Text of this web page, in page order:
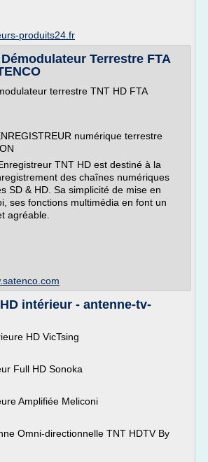
produits24.fr
Terrestre FTA
terrestre TNT HD FTA
numérique terrestre
TNT HD est destiné à la
des chaînes numériques
SD & HD. Sa simplicité de mise en
ses fonctions multimédia en font un
agréable.
intérieur - antenne-tv-
HD VicTsing
Full HD Sonoka
Amplifiée Meliconi
Omni-directionnelle TNT HDTV By